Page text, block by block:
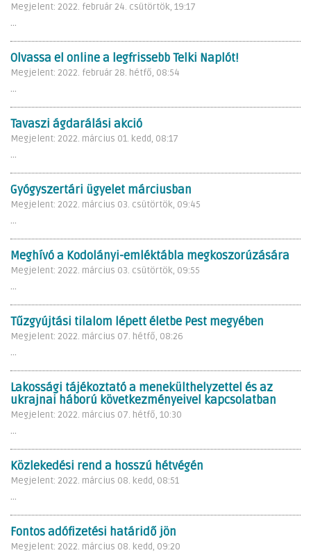
Megjelent: 2022. február 24. csütörtök, 19:17
...
Olvassa el online a legfrissebb Telki Naplót!
Megjelent: 2022. február 28. hétfő, 08:54
...
Tavaszi ágdarálási akció
Megjelent: 2022. március 01. kedd, 08:17
...
Gyógyszertári ügyelet márciusban
Megjelent: 2022. március 03. csütörtök, 09:45
...
Meghívó a Kodolányi-emléktábla megkoszorúzására
Megjelent: 2022. március 03. csütörtök, 09:55
...
Tűzgyújtási tilalom lépett életbe Pest megyében
Megjelent: 2022. március 07. hétfő, 08:26
...
Lakossági tájékoztató a menekülthelyzettel és az
ukrajnai háború következményeivel kapcsolatban
Megjelent: 2022. március 07. hétfő, 10:30
...
Közlekedési rend a hosszú hétvégén
Megjelent: 2022. március 08. kedd, 08:51
...
Fontos adófizetési határidő jön
Megjelent: 2022. március 08. kedd, 09:20